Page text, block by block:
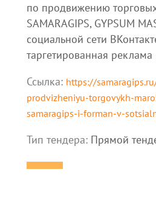
по продвижению
SAMARAGIPS, GYPSUM
социальной сети
таргетированная реклама
Ссылка: https://
prodvizheniyu-torgovykh-
samaragips-i-forman-v-
Тип тендера: Прямой